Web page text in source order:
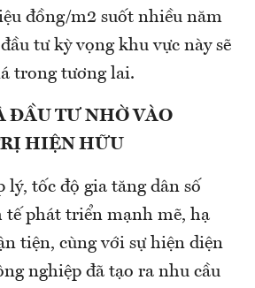
đồng/m2 suốt nhiều năm
tư kỳ vọng khu vực này sẽ
trong tương lai.
ĐẦU TƯ NHỜ VÀO
HIỆN HỮU
lý, tốc độ gia tăng dân số
phát triển mạnh mẽ, hạ
tiện, cùng với sự hiện diện
nghiệp đã tạo ra nhu cầu